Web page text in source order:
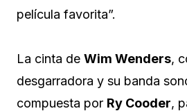
película favorita”.
La cinta de Wim Wenders,
desgarradora y su banda
compuesta por Ry Cooder,